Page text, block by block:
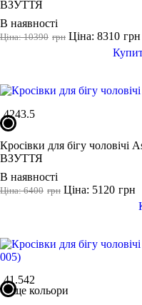
ВЗУТТЯ
В наявності
грн
Ціна: 10390 грн
Ціна: 8310
4243.5
Кросівки для бігу чоловічі
ВЗУТТЯ
В наявності
грн
Ціна: 6400 грн
Ціна: 5120
41.542
ще кольори